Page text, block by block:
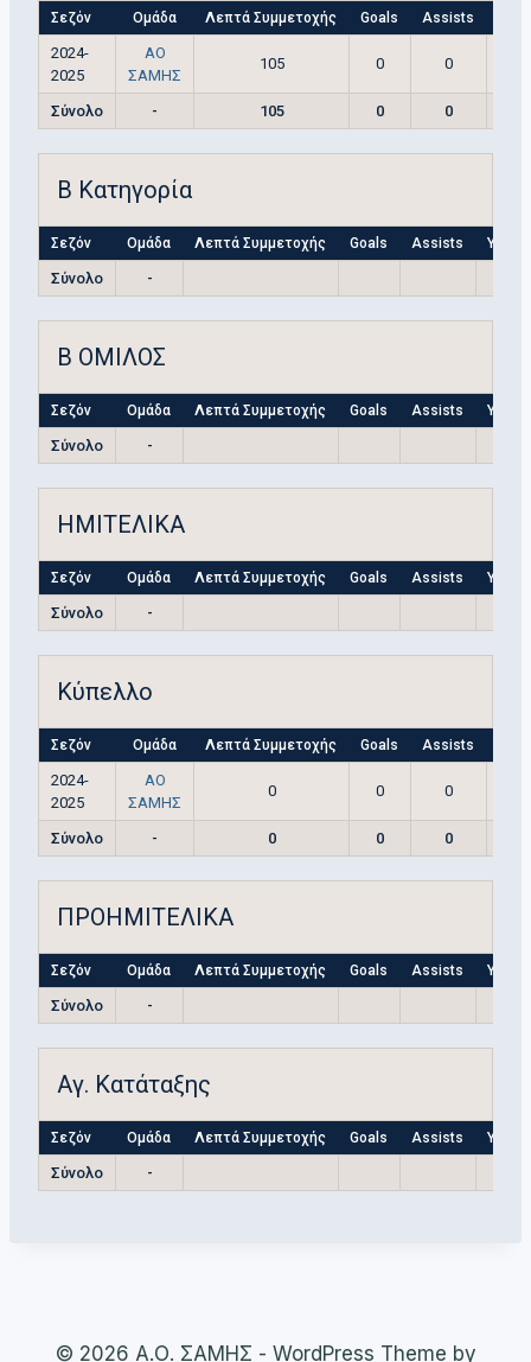
Σεζόν Ομάδα Λεπτά Συμμετοχής Goals Assists
2024-
2025
ΑΟ
ΣΑΜΗΣ
105 0 0
Σύνολο - 105 0 0
Β Κατηγορία
Σεζόν Ομάδα Λεπτά Συμμετοχής Goals Assists
Σύνολο -
Β ΟΜΙΛΟΣ
Σεζόν Ομάδα Λεπτά Συμμετοχής Goals Assists
Σύνολο -
ΗΜΙΤΕΛΙΚΑ
Σεζόν Ομάδα Λεπτά Συμμετοχής Goals Assists
Σύνολο -
Κύπελλο
Σεζόν Ομάδα Λεπτά Συμμετοχής Goals Assists
2024-
2025
ΑΟ
ΣΑΜΗΣ
0 0 0
Σύνολο - 0 0 0
ΠΡΟΗΜΙΤΕΛΙΚΑ
Σεζόν Ομάδα Λεπτά Συμμετοχής Goals Assists
Σύνολο -
Αγ. Κατάταξης
Σεζόν Ομάδα Λεπτά Συμμετοχής Goals Assists
Σύνολο -
© 2026 Α.Ο. ΣΑΜΗΣ - WordPress Theme by